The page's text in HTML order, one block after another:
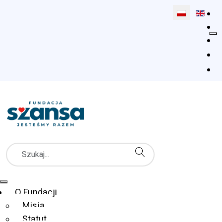
Wybierz
Szukaj
Menu Główne
O Fundacji
Misja
Statut